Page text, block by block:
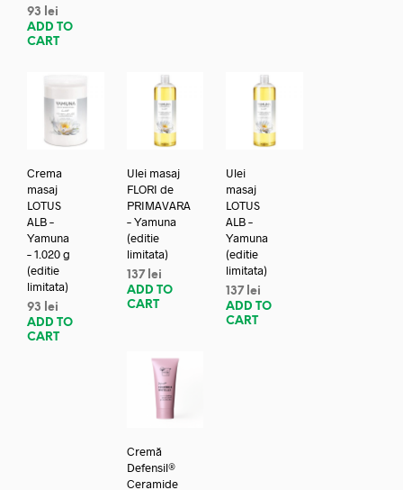
93
lei
ADD TO
CART
Crema
masaj
LOTUS
ALB –
Yamuna
– 1.020 g
(editie
limitata)
93
lei
ADD TO
CART
Ulei masaj
FLORI de
PRIMAVARA
– Yamuna
(editie
limitata)
137 lei
ADD TO
CART
Ulei
masaj
LOTUS
ALB –
Yamuna
(editie
limitata)
137 lei
ADD TO
CART
Cremă
Defensil®
Ceramide